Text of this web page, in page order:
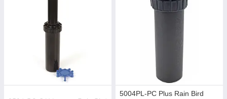
5004PL-PC Plus Rain Bird